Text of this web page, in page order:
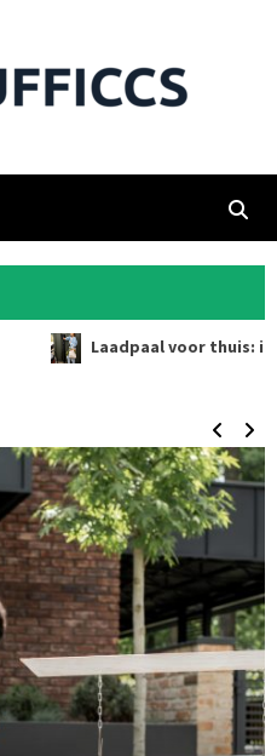
Laadpaal voor thuis: installeren